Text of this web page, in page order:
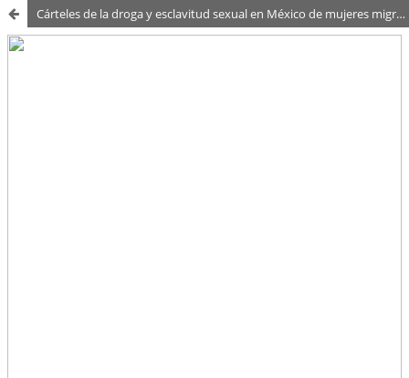
Cárteles de la droga y esclavitud sexual en México de mujeres migrantes centroamericanas